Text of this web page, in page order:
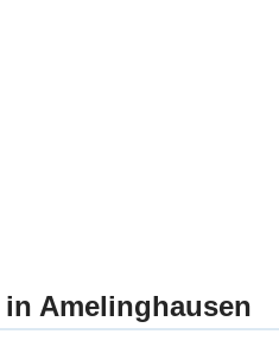
Amelinghausen